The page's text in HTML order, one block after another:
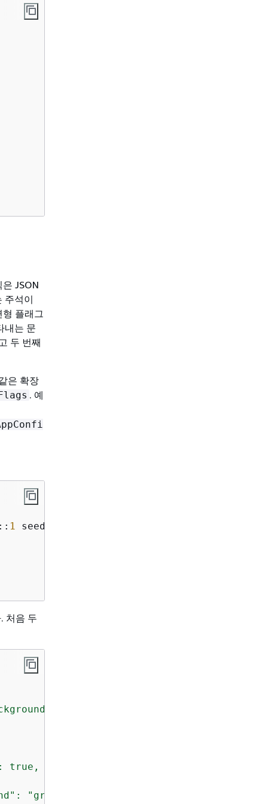
JSON
주석이
플래그
내는 문
두 번째
은 확장
. 예
1 seed::
처음 두
"blue", "foreground": "red"}'''
true, "background": "blue",
"green", "foreground": "green"}'''